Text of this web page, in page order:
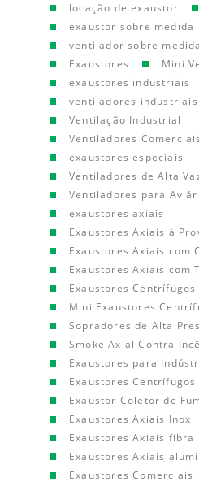
locação de exaustor
exaustor sobre medida
ventilador sobre medida
Exaustores
Mini
exaustores industriais
ventiladores industriais
Ventilação Industrial
Ventiladores Comerciais
exaustores especiais
Ventiladores de Alta
Ventiladores para
exaustores axiais
Exaustores Axiais à
Exaustores Axiais com
Exaustores Axiais com
Exaustores Centrífugos
Mini Exaustores
Sopradores de Alta
Smoke Axial Contra
Exaustores para
Exaustores
Exaustor Coletor de
Exaustores Axiais Inox
Exaustores Axiais fibra
Exaustores Axiais
Exaustores Comerciais